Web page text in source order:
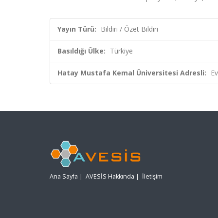
Yayın Türü: Bildiri / Özet Bildiri
Basıldığı Ülke: Türkiye
Hatay Mustafa Kemal Üniversitesi Adresli:
Ana Sayfa | AVESİS Hakkında | İletişim